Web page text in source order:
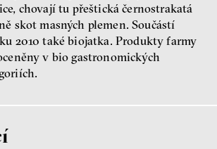
Nová pravidla
Jakub Rákosník
Ondřej Slačálek
chovají tu přeštická černostrakatá
skot masných plemen. Součástí
2010 také biojatka. Produkty farmy
v bio gastronomických